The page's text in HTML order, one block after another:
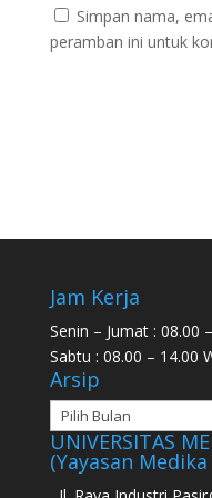
Simpan nama,
peramban ini untuk
Jam Kerja
Senin – Jumat : 08.00
Sabtu : 08.00 – 14.00
Arsip
UNIVERSITAS
(Yayasan